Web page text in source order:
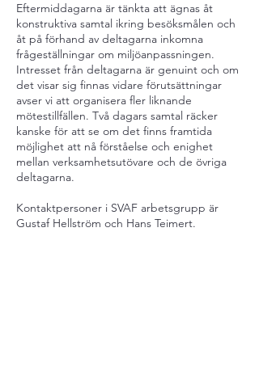
Eftermiddagarna är tänkta att ägnas åt
konstruktiva samtal ikring besöksmålen och
åt på förhand av deltagarna inkomna
frågeställningar om miljöanpassningen.
Intresset från deltagarna är genuint och om
det visar sig finnas vidare förutsättningar
avser vi att organisera fler liknande
mötestillfällen. Två dagars samtal räcker
kanske för att se om det finns framtida
möjlighet att nå förståelse och enighet
mellan verksamhetsutövare och de övriga
deltagarna.
Kontaktpersoner i SVAF arbetsgrupp är
Gustaf Hellström och Hans Teimert.